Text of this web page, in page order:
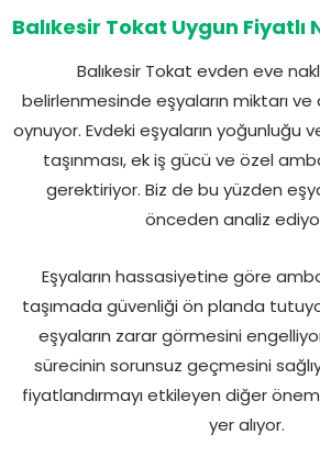
Balıkesir Tokat Uygun
Balıkesir Tokat evden eve
belirlenmesinde eşyaların miktarı ve
oynuyor. Evdeki eşyaların yoğunluğu
taşınması, ek iş gücü ve özel
gerektiriyor. Biz de bu yüzden
önceden analiz
Eşyaların hassasiyetine göre
taşımada güvenliği ön planda
eşyaların zarar görmesini
sürecinin sorunsuz geçmesini
fiyatlandırmayı etkileyen diğer
yer alıyor.